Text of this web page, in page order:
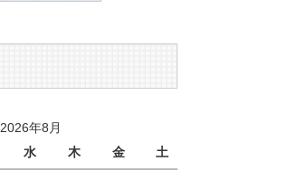
2026年8月
水 木 金 土